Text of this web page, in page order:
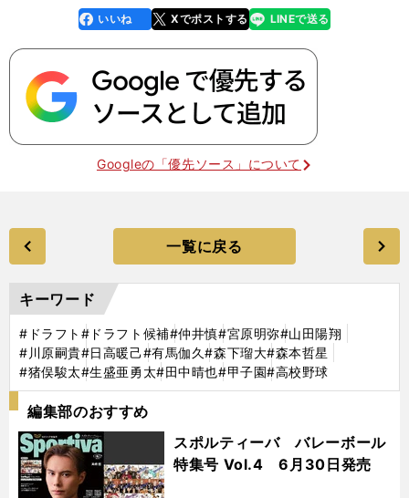
faceboo
k
いいね Xでポストする
line LINEで送る
Googleの「優先ソース」について
一覧に戻る
キーワード
#ドラフト #ドラフト候補#仲井慎#宮原明弥#山田陽翔
#川原嗣貴#日高暖己#有馬伽久#森下瑠大#森本哲星
#猪俣駿太#生盛亜勇太#田中晴也#甲子園#高校野球
編集部のおすすめ
スポルティーバ バレーボール
特集号 Vol.4 6月30日発売